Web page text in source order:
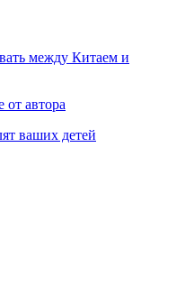
между Китаем и
от автора
ваших детей